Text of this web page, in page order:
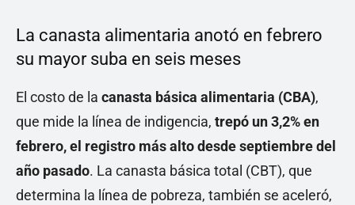
La canasta alimentaria anotó en febrero
su mayor suba en seis meses
El costo de la canasta básica alimentaria (CBA),
que mide la línea de indigencia, trepó un 3,2% en
febrero, el registro más alto desde septiembre del
año pasado. La canasta básica total (CBT), que
determina la línea de pobreza, también se aceleró,